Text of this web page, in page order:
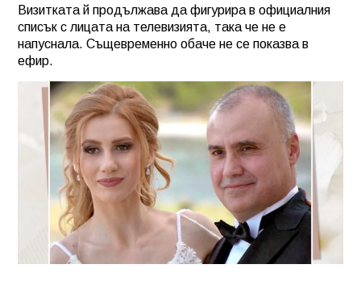
Визитката й продължава да фигурира в официалния
списък с лицата на телевизията, така че не е
напуснала. Същевременно обаче не се показва в
ефир.